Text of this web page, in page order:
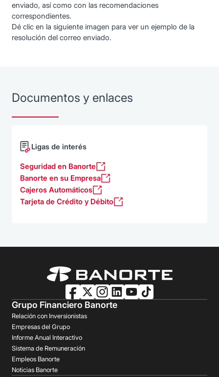
enviado, así como con las recomendaciones
correspondientes.
Dé clic en la siguiente imagen para ver un ejemplo de la
resolución del correo enviado.
Documentos y enlaces
Ligas de interés
Seguridad en Banorte
Banorte en su Empresa
Cajeros Automáticos
Tarjeta de Crédito y Débito
Grupo Financiero Banorte
Relación con Inversionistas
Empresas del Grupo
Informe Anual Interactivo
Sistema de Remuneración
Empleos Banorte
Noticias Banorte